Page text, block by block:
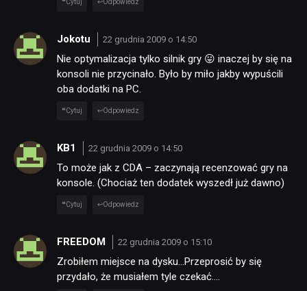
NEWSY
RECENZJE
PUBLICYSTYKA
Cytuj Odpowiedz
Jokotu 22 grudnia 2009 o 14:50
Nie optymalizacja tylko silnik gry 😛 inaczej by się na
konsoli nie przycinało. Było by miło jakby wypuścili
oba dodatki na PC.
Cytuj Odpowiedz
KB1 22 grudnia 2009 o 14:50
To może jak z CDA – zaczynają recenzować gry na
konsole. (Chociaż ten dodatek wyszedł już dawno)
Cytuj Odpowiedz
FREEDOM 22 grudnia 2009 o 15:10
Zrobiłem miejsce na dysku…Przeprosić by się
przydało, że musiałem tyle czekać….